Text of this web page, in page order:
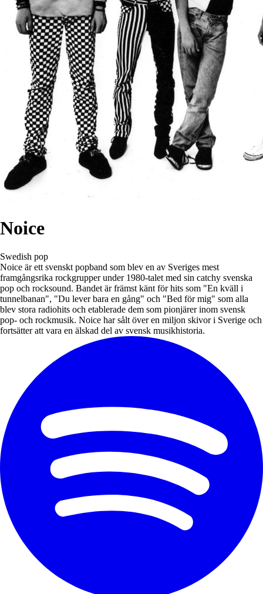
Noice
Swedish pop
Noice är ett svenskt popband som blev en av Sveriges mest
framgångsrika rockgrupper under 1980-talet med sin catchy svenska
pop och rocksound. Bandet är främst känt för hits som "En kväll i
tunnelbanan", "Du lever bara en gång" och "Bed för mig" som alla
blev stora radiohits och etablerade dem som pionjärer inom svensk
pop- och rockmusik. Noice har sålt över en miljon skivor i Sverige och
fortsätter att vara en älskad del av svensk musikhistoria.